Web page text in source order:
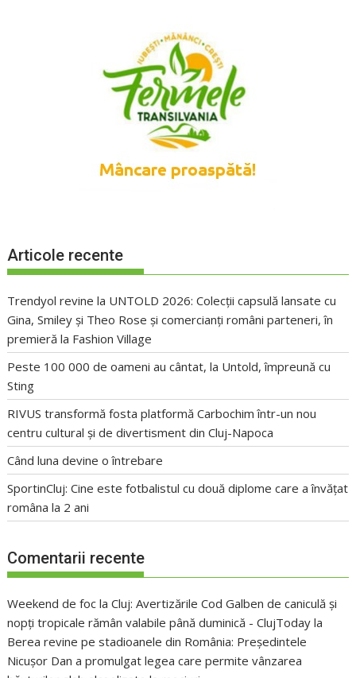
Articole recente
Trendyol revine la UNTOLD 2026: Colecții capsulă lansate cu
Gina, Smiley și Theo Rose și comercianți români parteneri, în
premieră la Fashion Village
Peste 100 000 de oameni au cântat, la Untold, împreună cu
Sting
RIVUS transformă fosta platformă Carbochim într-un nou
centru cultural și de divertisment din Cluj-Napoca
Când luna devine o întrebare
SportinCluj: Cine este fotbalistul cu două diplome care a învățat
româna la 2 ani
Comentarii recente
Weekend de foc la Cluj: Avertizările Cod Galben de caniculă și
nopți tropicale rămân valabile până duminică - ClujToday la
Berea revine pe stadioanele din România: Președintele
Nicușor Dan a promulgat legea care permite vânzarea